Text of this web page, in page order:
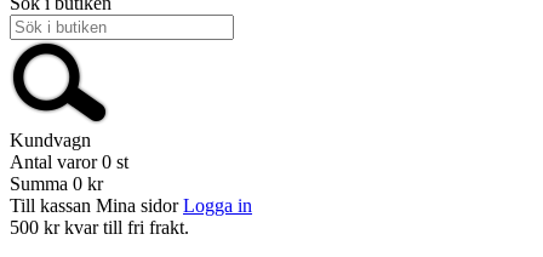
Kundvagn
Antal varor 0 st
Summa 0 kr
Till kassan Mina sidor Logga in
500 kr kvar till fri frakt.